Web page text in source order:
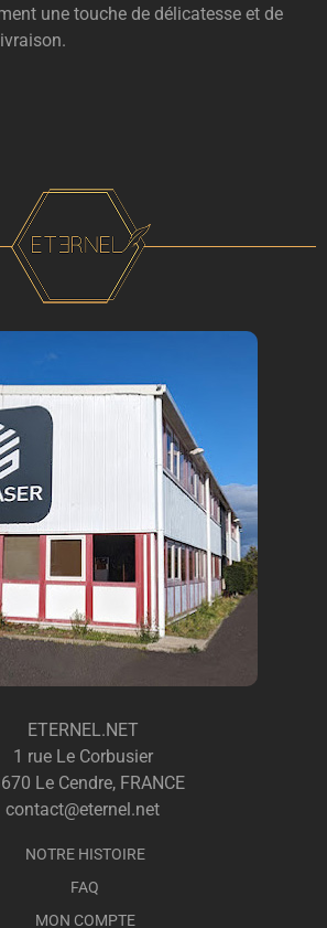
une touche de délicatesse et de
ETERNEL.NET
1 rue Le Corbusier
Le Cendre, FRANCE
contact@eternel.net
NOTRE HISTOIRE
FAQ
MON COMPTE